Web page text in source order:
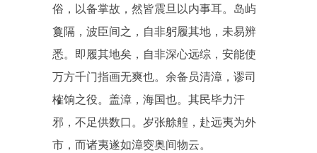
俗，以备掌故，然皆震旦以内事耳。岛屿
敻隔，波臣间之，自非躬履其地，未易辨
悉。即履其地矣，自非深心远综，安能使
万方千门指画无爽也。余备员清漳，谬司
榷饷之役。盖漳，海国也。其民毕力汗
邪，不足供数口。岁张艅艎，赴远夷为外
市，而诸夷遂如漳窔奥间物云。